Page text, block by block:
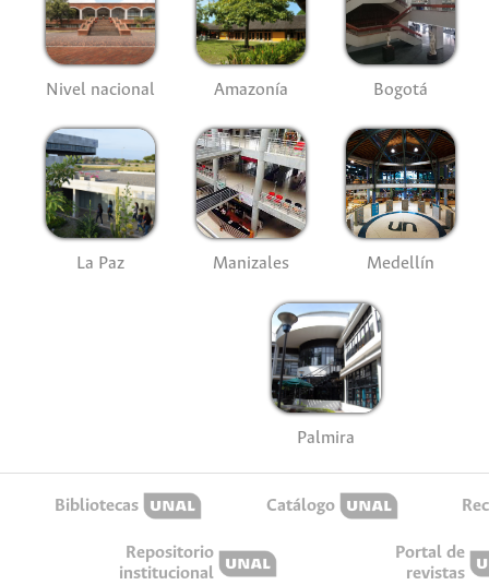
Nivel nacional Amazonía Bogotá
La Paz Manizales Medellín
Palmira
Bibliotecas Catálogo
Repositorio
institucional
Portal de
revistas